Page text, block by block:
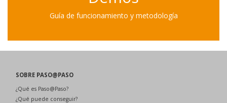
Guía de funcionamiento y metodología
SOBRE PASO@PASO
¿Qué es Paso@Paso?
¿Qué puede conseguir?